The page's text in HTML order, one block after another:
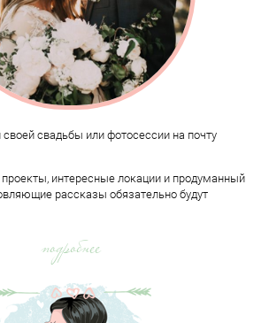
свадьбы или фотосессии на почту
интересные локации и продуманный
рассказы обязательно будут
подробнее